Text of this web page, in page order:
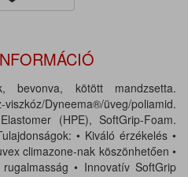
bevonva, kötött mandzsetta.
Dyneema®/üveg/poliamid.
(HPE), SoftGrip-Foam.
• Kiváló érzékelés •
climazone-nak köszönhetően •
• Innovatív SoftGrip